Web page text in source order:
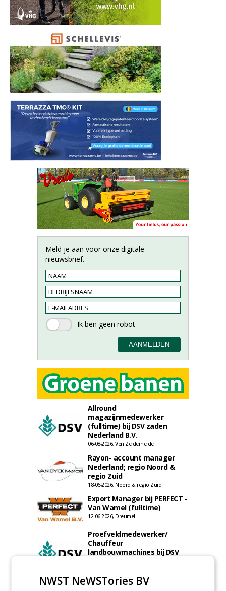
Meld je aan voor onze digitale
nieuwsbrief.
Allround
magazijnmedewerker
(fulltime) bij DSV zaden
Nederland B.V.
06-08-2026, Ven Zelderheide
Rayon- account manager
Nederland; regio Noord &
regio Zuid
18-06-2026, Noord & regio Zuid
Export Manager bij PERFECT -
Van Wamel (fulltime)
12-06-2026, Dreumel
Proefveldmedewerker/
Chauffeur
landbouwmachines bij DSV
Kasmedewerker (fulltime) bij
NWST NeWSTories BV